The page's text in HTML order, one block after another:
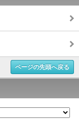
ページの先頭へ戻る